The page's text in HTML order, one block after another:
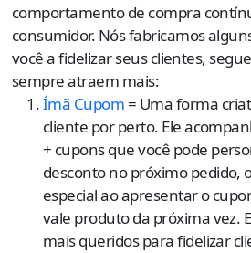
comportamento de compra
consumidor. Nós fabricamos
você a fidelizar seus clientes,
sempre atraem mais:
Ímã Cupom = Uma forma
cliente por perto. Ele
+ cupons que você pode
desconto no próximo pedido,
especial ao apresentar o
vale produto da próxima vez.
mais queridos para fidelizar